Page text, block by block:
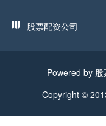
股票配资公司
Powered by 股
Copyright ©